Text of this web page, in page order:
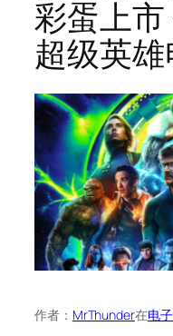
彩蛋上市
超级英
作者： MrThunder在电